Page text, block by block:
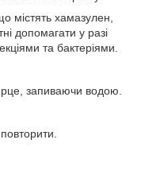
містять хамазулен,
допомагати у разі
та бактеріями.
запиваючи водою.